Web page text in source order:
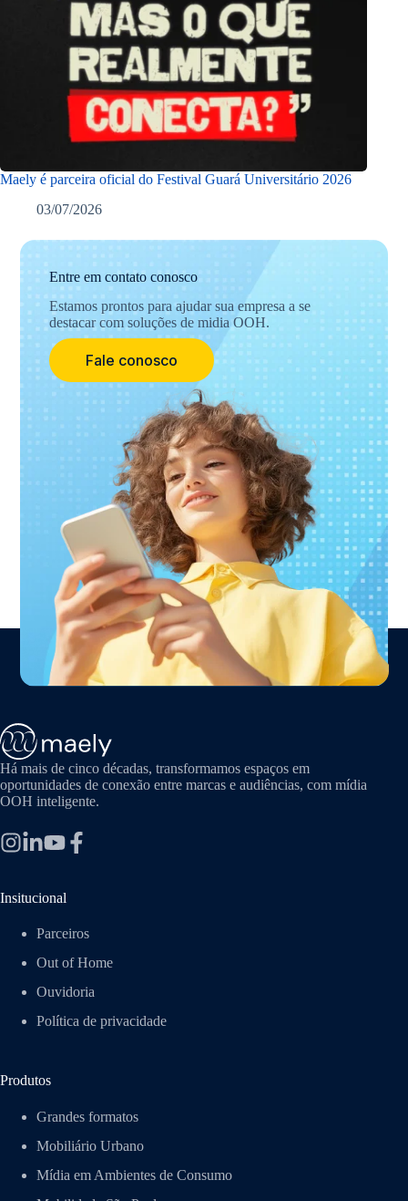
Maely é parceira oficial do Festival Guará Universitário 2026
03/07/2026
Entre em contato conosco
Estamos prontos para ajudar sua empresa a se
destacar com soluções de midia OOH.
Fale conosco
Há mais de cinco décadas, transformamos espaços em
oportunidades de conexão entre marcas e audiências, com mídia
OOH inteligente.
Insitucional
Parceiros
Out of Home
Ouvidoria
Política de privacidade
Produtos
Grandes formatos
Mobiliário Urbano
Mídia em Ambientes de Consumo